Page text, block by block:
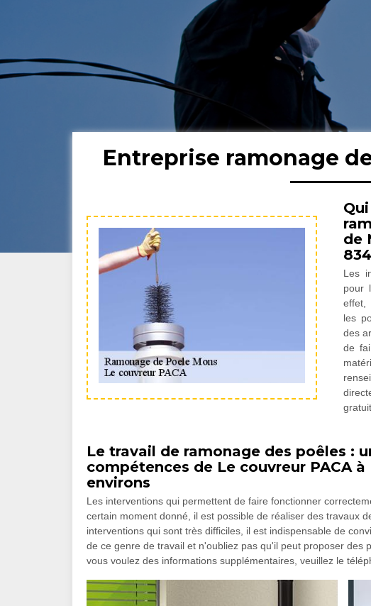
Entreprise ramonage
de
Les
pour
effet,
les
des
de
Le travail de ramonage des poêles :
compétences de Le couvreur PACA
environs
Les interventions qui permettent de faire fonctionner
certain moment donné, il est possible de réaliser des travaux
interventions qui sont très difficiles, il est indispensable de
de ce genre de travail et n'oubliez pas qu'il peut proposer des
vous voulez des informations supplémentaires, veuillez le